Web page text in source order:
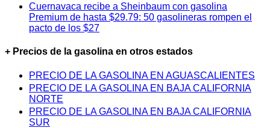
Cuernavaca recibe a Sheinbaum con gasolina
Premium de hasta $29.79: 50 gasolineras rompen el
pacto de los $27
+ Precios de la gasolina en otros estados
PRECIO DE LA GASOLINA EN AGUASCALIENTES
PRECIO DE LA GASOLINA EN BAJA CALIFORNIA
NORTE
PRECIO DE LA GASOLINA EN BAJA CALIFORNIA
SUR